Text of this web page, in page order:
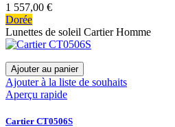
1 557,00 €
Dorée
Lunettes de soleil Cartier Homme
Ajouter au panier
Ajouter à la liste de souhaits
Aperçu rapide
Cartier CT0506S